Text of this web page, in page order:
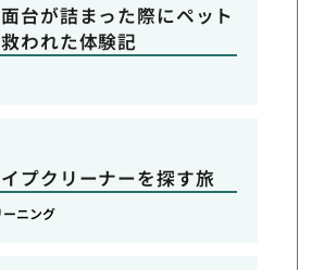
台が詰まった際にペット
われた体験記
プクリーナーを探す旅
ニング